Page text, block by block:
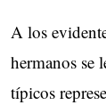
A los
hermanos se
típicos